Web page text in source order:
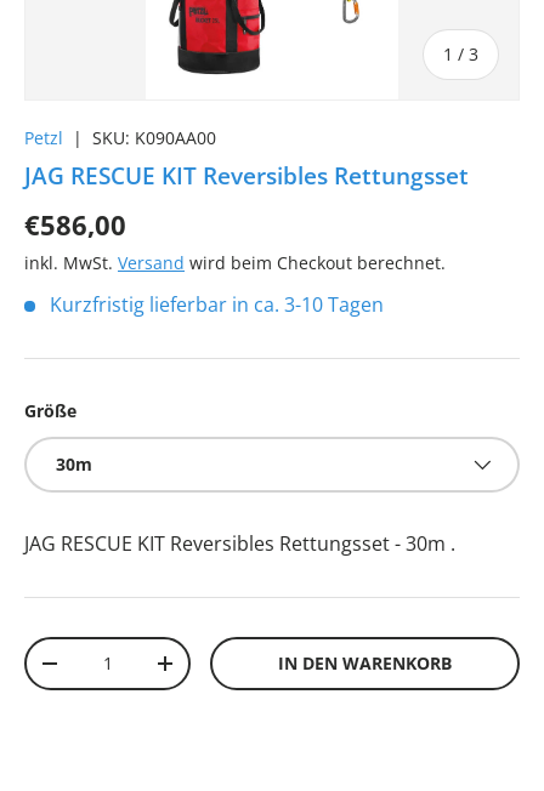
1 / von
3
Petzl | SKU: K090AA00
JAG RESCUE KIT Reversibles Rettungsset
€586,00
inkl. MwSt. Versand wird beim Checkout berechnet.
Kurzfristig lieferbar in ca. 3-10 Tagen
Größe
30m
JAG RESCUE KIT Reversibles Rettungsset - 30m .
Anzahl
-
+ IN DEN WARENKORB